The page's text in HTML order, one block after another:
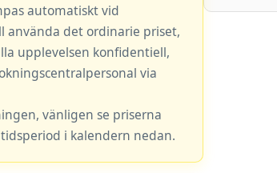
automatiskt vid
använda det ordinarie priset,
upplevelsen konfidentiell,
via
vänligen se priserna
i kalendern nedan.